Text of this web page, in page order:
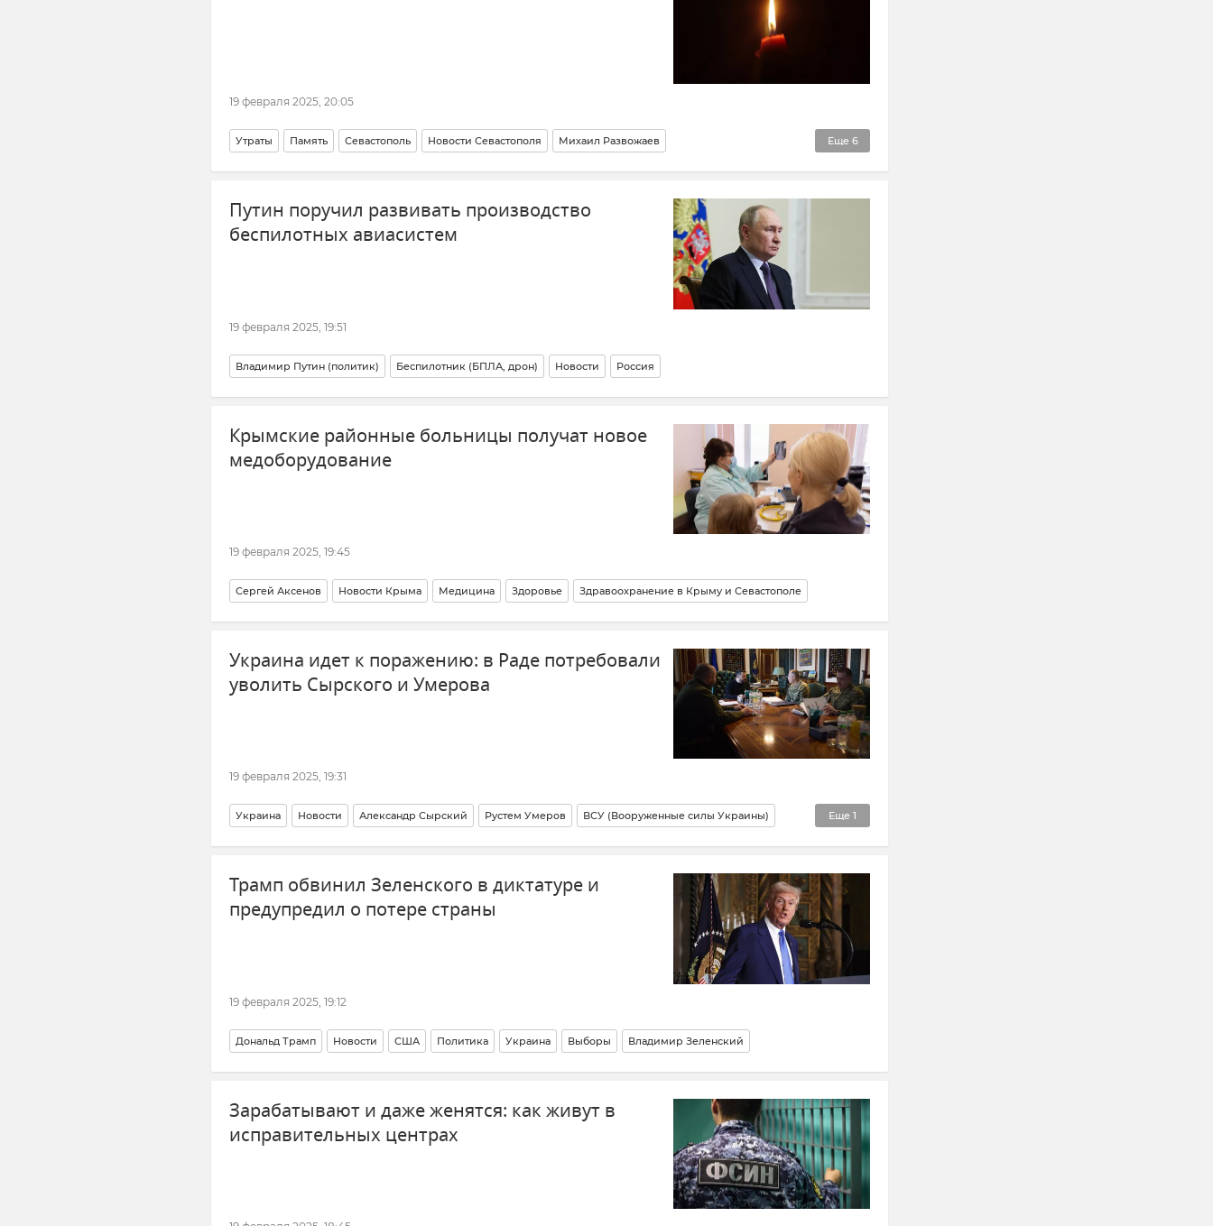
19 февраля 2025, 20:05
Еще 6
Утраты Память Севастополь Новости Севастополя Михаил Развожаев
Вооруженные силы России Армия и флот Крым Новости Крыма Новости СВО Герои СВО
Путин поручил развивать производство
беспилотных авиасистем
19 февраля 2025, 19:51
Владимир Путин (политик) Беспилотник (БПЛА, дрон) Новости Россия
Крымские районные больницы получат новое
медоборудование
19 февраля 2025, 19:45
Сергей Аксенов Новости Крыма Медицина Здоровье Здравоохранение в Крыму и Севастополе
Украина идет к поражению: в Раде потребовали
уволить Сырского и Умерова
19 февраля 2025, 19:31
Еще 1
Украина Новости Александр Сырский Рустем Умеров ВСУ (Вооруженные силы Украины)
Верховная Рада Украины
Трамп обвинил Зеленского в диктатуре и
предупредил о потере страны
19 февраля 2025, 19:12
Дональд Трамп Новости США Политика Украина Выборы Владимир Зеленский
Зарабатывают и даже женятся: как живут в
исправительных центрах